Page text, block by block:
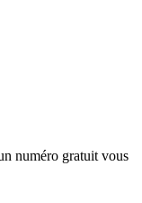
numéro gratuit vous